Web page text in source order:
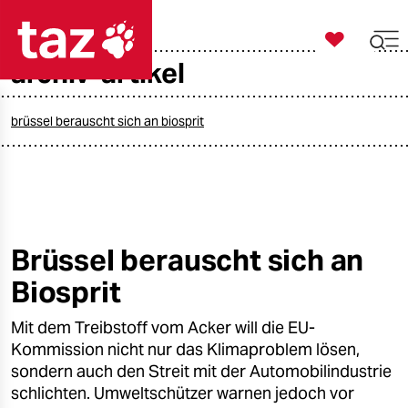
taz zahl ich
öko
gesellschaft
kultur
sport

taz zahl ich
archiv-artikel
brüssel berauscht sich an biosprit
Brüssel berauscht sich an
Biosprit
Mit dem Treibstoff vom Acker will die EU-
Kommission nicht nur das Klimaproblem lösen,
sondern auch den Streit mit der Automobilindustrie
schlichten. Umweltschützer warnen jedoch vor